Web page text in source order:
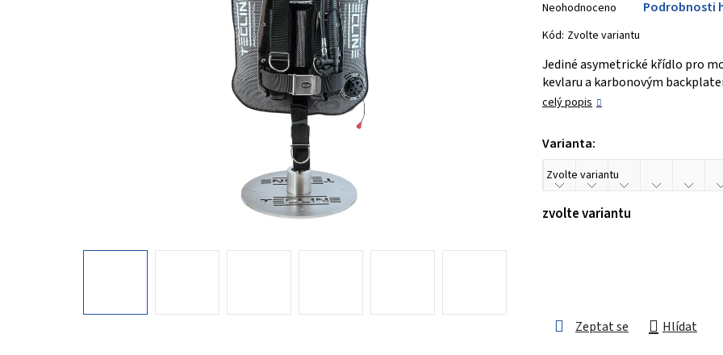
hodnocení
produktu
0,0
z 5
hvězdiček.
Neohodnoceno Podrobnosti
Kód: Zvolte variantu
Jediné asymetrické křídlo pro
kevlaru a karbonovým
celý popis
Varianta:
zvolte variantu
Zeptat se Hlídat